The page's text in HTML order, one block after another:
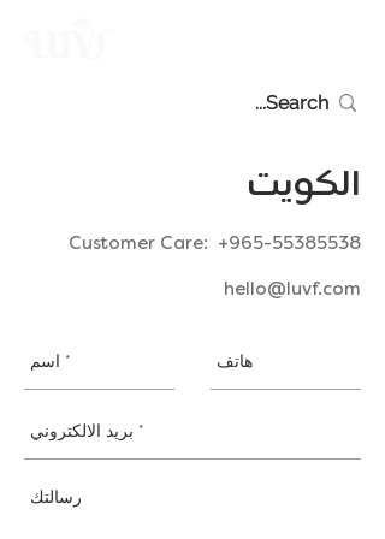
الكويت
Customer Care: +965-55385538
hello@luvf.com